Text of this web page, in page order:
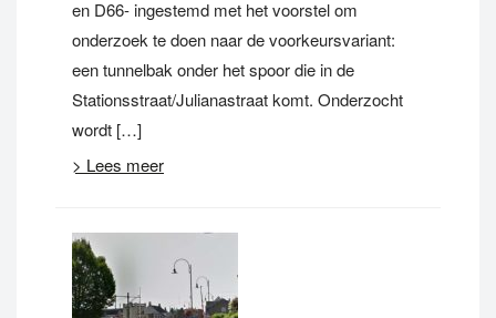
en D66- ingestemd met het voorstel om
onderzoek te doen naar de voorkeursvariant:
een tunnelbak onder het spoor die in de
Stationsstraat/Julianastraat komt. Onderzocht
wordt […]
> Lees meer